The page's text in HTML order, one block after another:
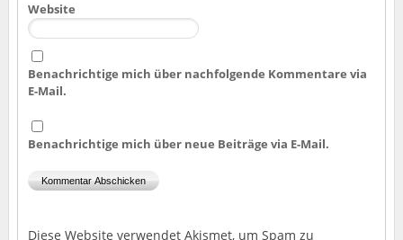
Website
Benachrichtige mich über nachfolgende Kommentare via
E-Mail.
Benachrichtige mich über neue Beiträge via E-Mail.
Diese Website verwendet Akismet, um Spam zu